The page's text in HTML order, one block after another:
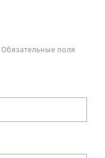
Обязательные поля